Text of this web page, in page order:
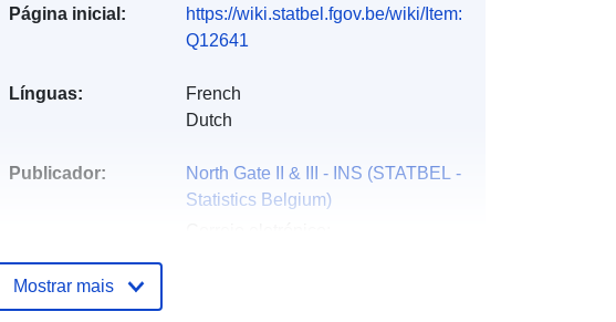
Página inicial:
https://wiki.statbel.fgov.be/wiki/Item:
Q12641
Línguas:
French
Dutch
Publicador:
North Gate II & III - INS (STATBEL -
Statistics Belgium)
Mostrar mais